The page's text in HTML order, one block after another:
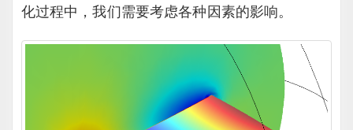
化过程中，我们需要考虑各种因素的影响。